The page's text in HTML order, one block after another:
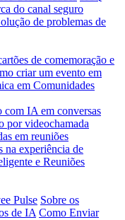
do canal seguro
de problemas de
de comemoração e
criar um evento em
em Comunidades
com IA em conversas
por videochamada
em reuniões
na experiência de
e Reuniões
Pulse Sobre os
de IA Como Enviar